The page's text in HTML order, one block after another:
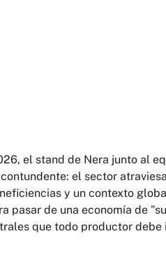
el stand de Nera junto al
el sector
y un contexto
pasar de una economía de
que todo productor